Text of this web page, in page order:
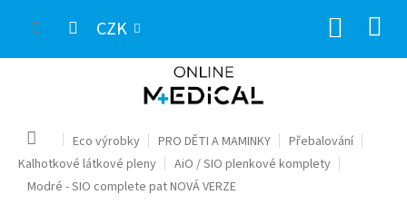
CZK
Domů Eco výrobky PRO DĚTI A MAMINKY
Přebalování
Kalhotkové látkové pleny
AiO / SIO plenkové komplety
Modré - SIO complete pat NOVÁ VERZE